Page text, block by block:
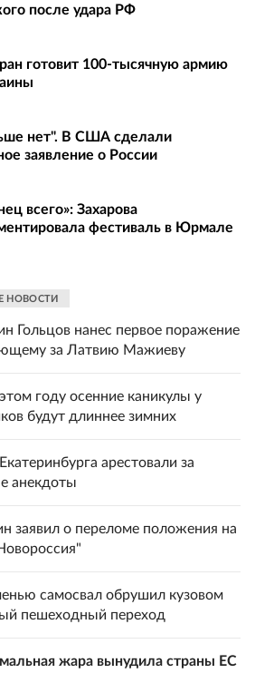
после удара РФ
готовит 100-тысячную армию
нет". В США сделали
заявление о России
всего»: Захарова
фестиваль в Юрмале
НОВОСТИ
Гольцов нанес первое поражение
за Латвию Мажиеву
году осенние каникулы у
будут длиннее зимних
арестовали за
анекдоты
заявил о переломе положения на
самосвал обрушил кузовом
пешеходный переход
жара вынудила страны ЕС